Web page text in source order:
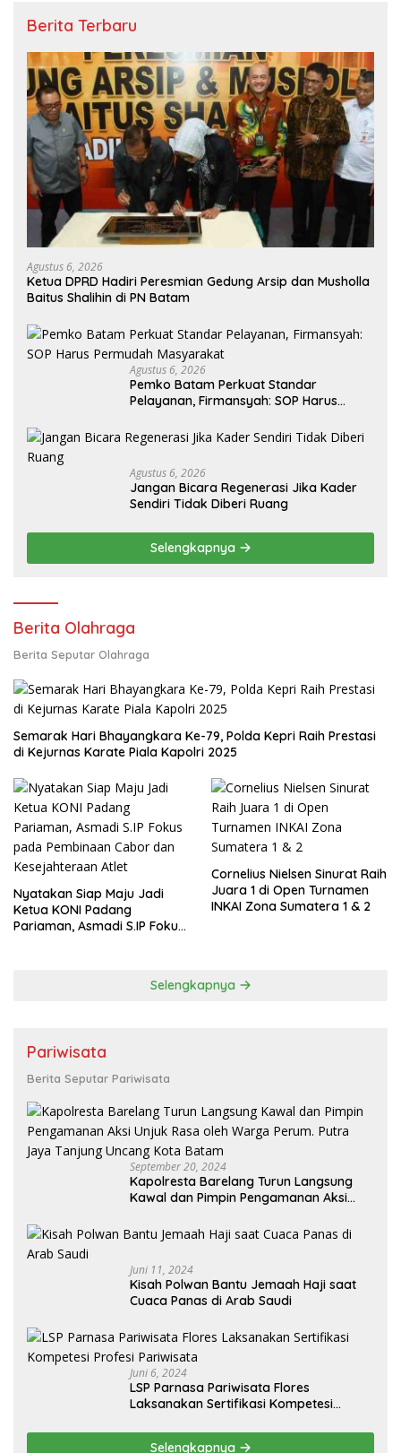
Berita Terbaru
Agustus 6, 2026
Ketua DPRD Hadiri Peresmian Gedung Arsip dan Musholla
Baitus Shalihin di PN Batam
Agustus 6, 2026
Pemko Batam Perkuat Standar
Pelayanan, Firmansyah: SOP Harus
Agustus 6, 2026
Jangan Bicara Regenerasi Jika Kader
Sendiri Tidak Diberi Ruang
Selengkapnya
Berita Olahraga
Berita Seputar Olahraga
Semarak Hari Bhayangkara Ke-79, Polda Kepri Raih Prestasi
di Kejurnas Karate Piala Kapolri 2025
Nyatakan Siap Maju Jadi
Ketua KONI Padang
Pariaman, Asmadi S.IP Fokus
Cornelius Nielsen Sinurat Raih
Juara 1 di Open Turnamen
INKAI Zona Sumatera 1 & 2
Selengkapnya
Pariwisata
Berita Seputar Pariwisata
September 20, 2024
Kapolresta Barelang Turun Langsung
Kawal dan Pimpin Pengamanan Aksi
Jaya Tanjung Uncang Kota Batam
Juni 11, 2024
Kisah Polwan Bantu Jemaah Haji saat
Cuaca Panas di Arab Saudi
Juni 6, 2024
LSP Parnasa Pariwisata Flores
Laksanakan Sertifikasi Kompetesi
Selengkapnya